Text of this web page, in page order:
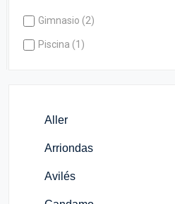
Gimnasio (2)
Piscina (1)
Aller
Arriondas
Avilés